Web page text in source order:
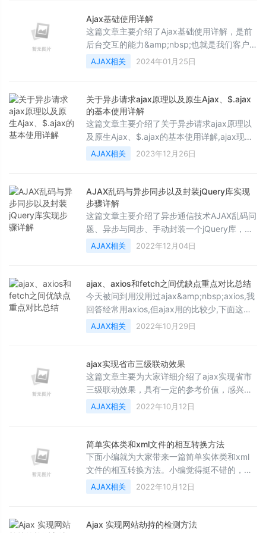
Ajax基础使用详解
这篇文章主要介绍了Ajax基础使用详解，是前
后台交互的能⼒&amp;nbsp;也就是我们客户
端给服务端发送消息的⼯具，以及接受响应的
⼯具，本篇就来对ajax基础进行详细讲解,需要
AJAX相关 2024年01月25日
关于异步请求ajax原理以及原生Ajax、$.ajax
的基本使用详解
这篇文章主要介绍了关于异步请求ajax原理以
及原生Ajax、$.ajax的基本使用详解,ajax现在
是前后端交互的重要工具，可以说，只要从事
于it行业，ajax那就是必须要掌握的一名技术，
参考下
AJAX相关 2023年12月26日
AJAX乱码与异步同步以及封装jQuery库实现
步骤详解
这篇文章主要介绍了异步通信技术AJAX乱码问
题、异步与同步、手动封装一个jQuery库，文
中通过示例代码介绍的非常详细，对大家的学
习或者工作具有一定的参考学习价值，需要的
AJAX相关 2022年12月04日
ajax、axios和fetch之间优缺点重点对比总结
今天被问到用没用过ajax&amp;nbsp;axios,我
回答经常用axios,但ajax用的比较少,下面这篇
文章主要给大家介绍了关于ajax、axios和
fetch之间优缺点重点对比总结的相关资料,需
AJAX相关 2022年10月29日
ajax实现省市三级联动效果
这篇文章主要为大家详细介绍了ajax实现省市
三级联动效果，具有一定的参考价值，感兴趣
的小伙伴们可以参考一下
AJAX相关 2022年10月12日
简单实体类和xml文件的相互转换方法
下面小编就为大家带来一篇简单实体类和xml
文件的相互转换方法。小编觉得挺不错的，现
在就分享给大家，也给大家做个参考。一起跟
随小编过来看看吧
AJAX相关 2022年10月12日
Ajax 实现网站劫持的检测方法